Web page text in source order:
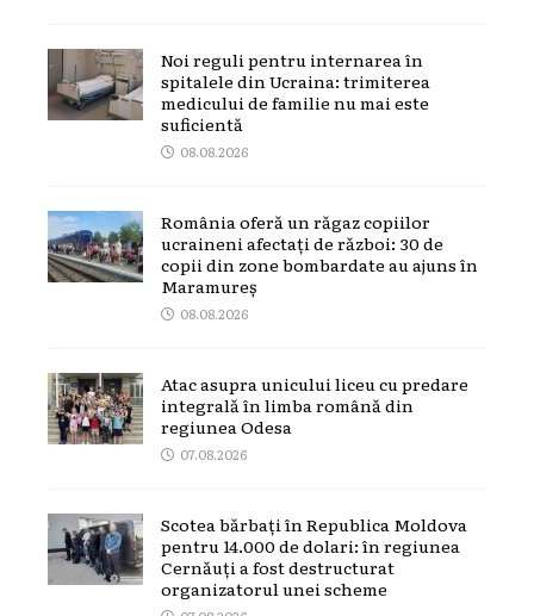
Noi reguli pentru internarea în
spitalele din Ucraina: trimiterea
medicului de familie nu mai este
suficientă
08.08.2026
România oferă un răgaz copiilor
ucraineni afectați de război: 30 de
copii din zone bombardate au ajuns în
Maramureș
08.08.2026
Atac asupra unicului liceu cu predare
integrală în limba română din
regiunea Odesa
07.08.2026
Scotea bărbați în Republica Moldova
pentru 14.000 de dolari: în regiunea
Cernăuți a fost destructurat
organizatorul unei scheme